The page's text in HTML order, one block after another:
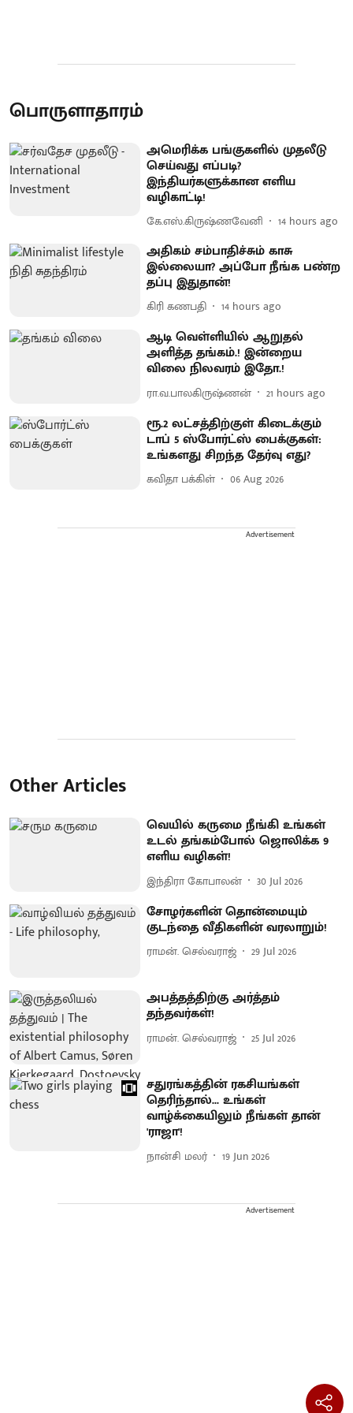
பொருளாதாரம்
அமெரிக்க பங்குகளில் முதலீடு
செய்வது எப்படி?
இந்தியர்களுக்கான எளிய
வழிகாட்டி!
கே.எஸ்.கிருஷ்ணவேனி 14 hours ago
அதிகம் சம்பாதிச்சும் காசு
இல்லையா? அப்போ நீங்க பண்ற
தப்பு இதுதான்!
கிரி கணபதி 14 hours ago
ஆடி வெள்ளியில் ஆறுதல்
அளித்த தங்கம்.! இன்றைய
விலை நிலவரம் இதோ.!
ரா.வ.பாலகிருஷ்ணன் 21 hours ago
ரூ.2 லட்சத்திற்குள் கிடைக்கும்
டாப் 5 ஸ்போர்ட்ஸ் பைக்குகள்:
உங்களது சிறந்த தேர்வு எது?
கவிதா பக்கிள் 06 Aug 2026
Advertisement
Other Articles
வெயில் கருமை நீங்கி உங்கள்
உடல் தங்கம்போல் ஜொலிக்க 9
எளிய வழிகள்!
இந்திரா கோபாலன் 30 Jul 2026
சோழர்களின் தொன்மையும்
குடந்தை வீதிகளின் வரலாறும்!
ராமன். செல்வராஜ் 29 Jul 2026
அபத்தத்திற்கு அர்த்தம்
தந்தவர்கள்!
ராமன். செல்வராஜ் 25 Jul 2026
சதுரங்கத்தின் ரகசியங்கள்
தெரிந்தால்... உங்கள்
வாழ்க்கையிலும் நீங்கள் தான்
'ராஜா'!
நான்சி மலர் 19 Jun 2026
Advertisement